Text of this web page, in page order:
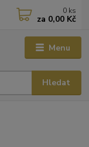
Menu
Hledat
0 ks
za 0,00 Kč